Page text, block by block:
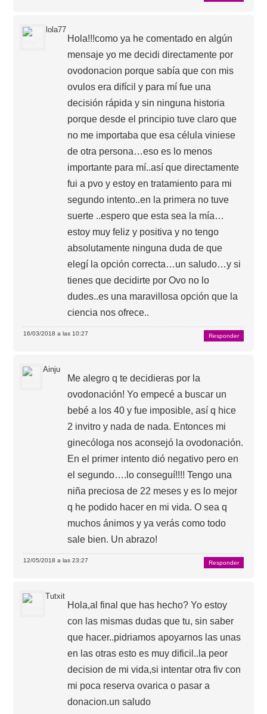
lola77
Hola!!!como ya he comentado en algún
mensaje yo me decidi directamente por
ovodonacion porque sabía que con mis
ovulos era difícil y para mí fue una
decisión rápida y sin ninguna historia
porque desde el principio tuve claro que
no me importaba que esa célula viniese
de otra persona…eso es lo menos
importante para mí..así que directamente
fui a pvo y estoy en tratamiento para mi
segundo intento..en la primera no tuve
suerte ..espero que esta sea la mía…
estoy muy feliz y positiva y no tengo
absolutamente ninguna duda de que
elegí la opción correcta…un saludo…y si
tienes que decidirte por Ovo no lo
dudes..es una maravillosa opción que la
ciencia nos ofrece..
16/03/2018 a las 10:27 Responder
Ainju
Me alegro q te decidieras por la
ovodonación! Yo empecé a buscar un
bebé a los 40 y fue imposible, así q hice
2 invitro y nada de nada. Entonces mi
ginecóloga nos aconsejó la ovodonación.
En el primer intento dió negativo pero en
el segundo….lo conseguí!!!! Tengo una
niña preciosa de 22 meses y es lo mejor
q he podido hacer en mi vida. O sea q
muchos ánimos y ya verás como todo
sale bien. Un abrazo!
12/05/2018 a las 23:27 Responder
Tutxit
Hola,al final que has hecho? Yo estoy
con las mismas dudas que tu, sin saber
que hacer..pidriamos apoyarnos las unas
en las otras esto es muy dificil..la peor
decision de mi vida,si intentar otra fiv con
mi poca reserva ovarica o pasar a
donacion.un saludo